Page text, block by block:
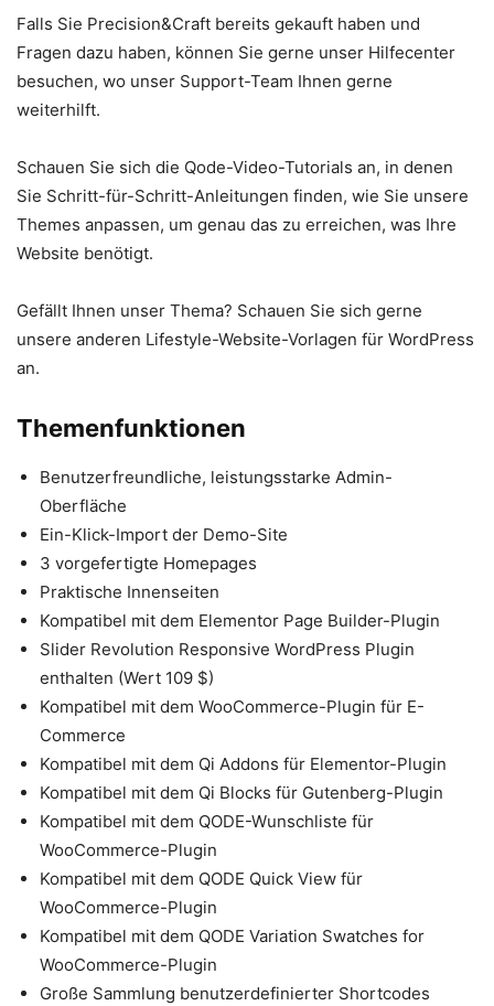
Falls Sie Precision&Craft bereits gekauft haben und
Fragen dazu haben, können Sie gerne unser Hilfecenter
besuchen, wo unser Support-Team Ihnen gerne
weiterhilft.
Schauen Sie sich die Qode-Video-Tutorials an, in denen
Sie Schritt-für-Schritt-Anleitungen finden, wie Sie unsere
Themes anpassen, um genau das zu erreichen, was Ihre
Website benötigt.
Gefällt Ihnen unser Thema? Schauen Sie sich gerne
unsere anderen Lifestyle-Website-Vorlagen für WordPress
an.
Themenfunktionen
Benutzerfreundliche, leistungsstarke Admin-
Oberfläche
Ein-Klick-Import der Demo-Site
3 vorgefertigte Homepages
Praktische Innenseiten
Kompatibel mit dem Elementor Page Builder-Plugin
Slider Revolution Responsive WordPress Plugin
enthalten (Wert 109 $)
Kompatibel mit dem WooCommerce-Plugin für E-
Commerce
Kompatibel mit dem Qi Addons für Elementor-Plugin
Kompatibel mit dem Qi Blocks für Gutenberg-Plugin
Kompatibel mit dem QODE-Wunschliste für
WooCommerce-Plugin
Kompatibel mit dem QODE Quick View für
WooCommerce-Plugin
Kompatibel mit dem QODE Variation Swatches for
WooCommerce-Plugin
Große Sammlung benutzerdefinierter Shortcodes